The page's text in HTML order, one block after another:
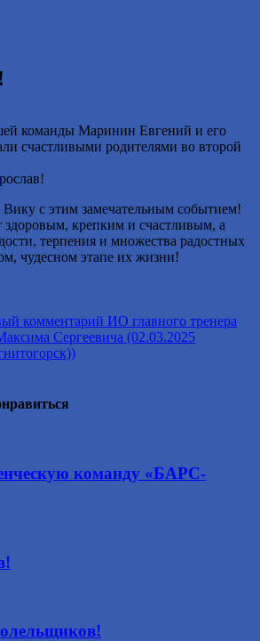
команды Маринин Евгений и его
счастливыми родителями во второй
с этим замечательным событием!
здоровым, крепким и счастливым, а
терпения и множества радостных
чудесном этапе их жизни!
комментарий ИО главного тренера
Сергеевича (02.03.2025
команду «БАРС-